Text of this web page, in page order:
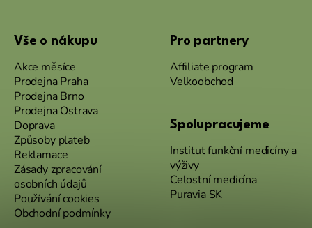
Vše o nákupu
Akce měsíce
Prodejna Praha
Prodejna Brno
Prodejna Ostrava
Doprava
Způsoby plateb
Reklamace
Zásady zpracování
osobních údajů
Používání cookies
Obchodní podmínky
Pro partnery
Affiliate program
Velkoobchod
Spolupracujeme
Institut funkční medicíny a
výživy
Celostní medicína
Puravia SK